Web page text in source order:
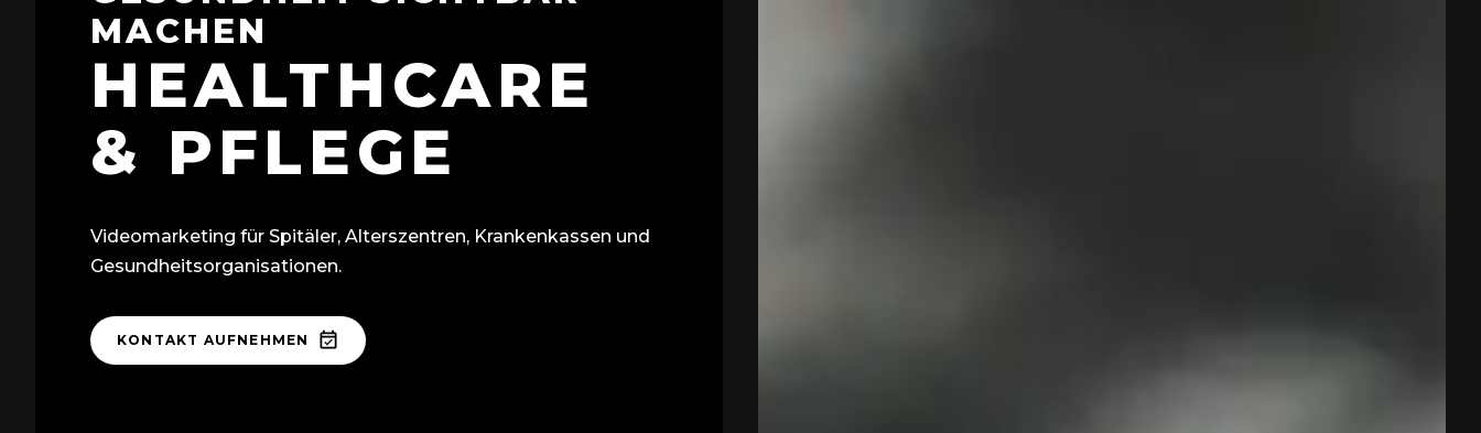
MACHEN
HEALTHCARE
& PFLEGE
Videomarketing für Spitäler, Alterszentren, Krankenkassen und
Gesundheitsorganisationen.
KONTAKT AUFNEHMEN